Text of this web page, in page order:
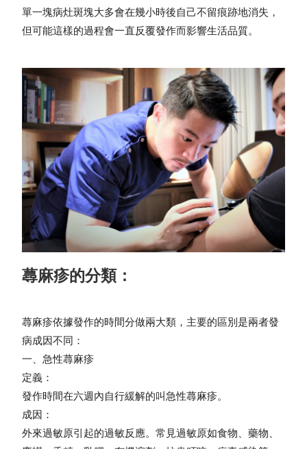
單一塊病灶斑塊大多會在幾小時後自己不留痕跡地消失，
但可能這樣的過程會一直反覆發作而影響生活品質。
蕁麻疹的分類：
蕁麻疹依據發作的時間分做兩大類，主要的區別是兩者發
病成因不同：
一、急性蕁麻疹
定義：
發作時間在六週內自行緩解的叫急性蕁麻疹。
成因：
外來過敏原引起的過敏反應。常見過敏原如食物、藥物、